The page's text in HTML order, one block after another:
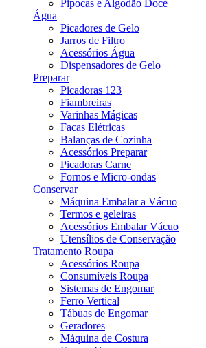
Pipocas e Algodão Doce
Água
Picadores de Gelo
Jarros de Filtro
Acessórios Água
Dispensadores de Gelo
Preparar
Picadoras 123
Fiambreiras
Varinhas Mágicas
Facas Elétricas
Balanças de Cozinha
Acessórios Preparar
Picadoras Carne
Fornos e Micro-ondas
Conservar
Máquina Embalar a Vácuo
Termos e geleiras
Acessórios Embalar Vácuo
Utensílios de Conservação
Tratamento Roupa
Acessórios Roupa
Consumíveis Roupa
Sistemas de Engomar
Ferro Vertical
Tábuas de Engomar
Geradores
Máquina de Costura